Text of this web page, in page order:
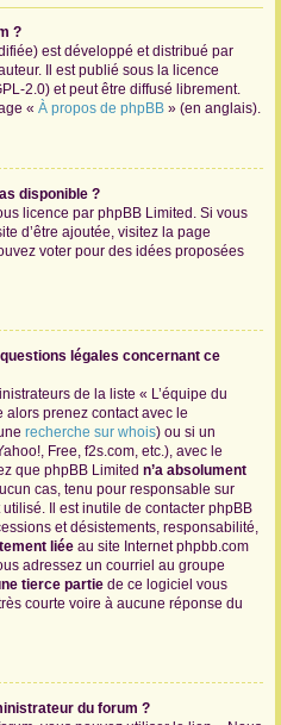
?
est développé et distribué par
Il est publié sous la licence
2.0) et peut être diffusé librement.
« À propos de phpBB » (en anglais).
disponible ?
licence par phpBB Limited. Si vous
d’être ajoutée, visitez la page
voter pour des idées proposées
légales concernant ce
de la liste « L’équipe du
alors prenez contact avec le
recherche sur whois) ou si un
Free, f2s.com, etc.), avec le
que phpBB Limited n’a absolument
cas, tenu pour responsable sur
utilisé. Il est inutile de contacter phpBB
et désistements, responsabilité,
liée au site Internet phpbb.com
adressez un courriel au groupe
tierce partie de ce logiciel vous
courte voire à aucune réponse du
du forum ?